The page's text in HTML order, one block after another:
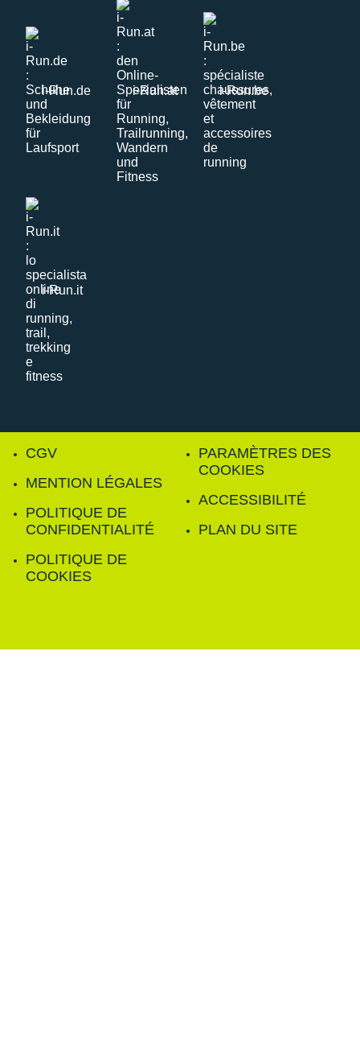
i-Run.de i-Run.at i-Run.be
i-Run.it
CGV
MENTION LÉGALES
POLITIQUE DE
CONFIDENTIALITÉ
POLITIQUE DE
COOKIES
PARAMÈTRES DES
COOKIES
ACCESSIBILITÉ
PLAN DU SITE